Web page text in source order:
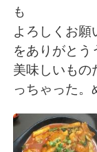
English
繁體中文
Deutsch
も
よろしくお願
をありがとう
美味しいもの
っちゃった